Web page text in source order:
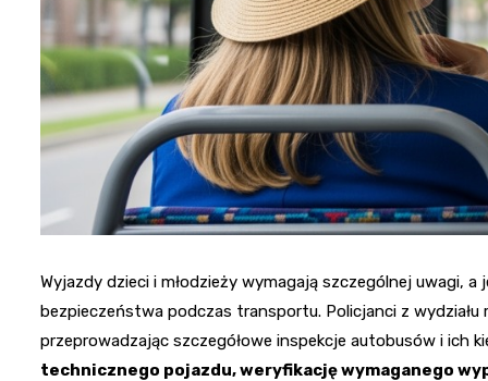
Wyjazdy dzieci i młodzieży wymagają szczególnej uwagi,
bezpieczeństwa podczas transportu. Policjanci z
przeprowadzając szczegółowe inspekcje autobusów i ich
technicznego pojazdu, weryfikację wymaganego